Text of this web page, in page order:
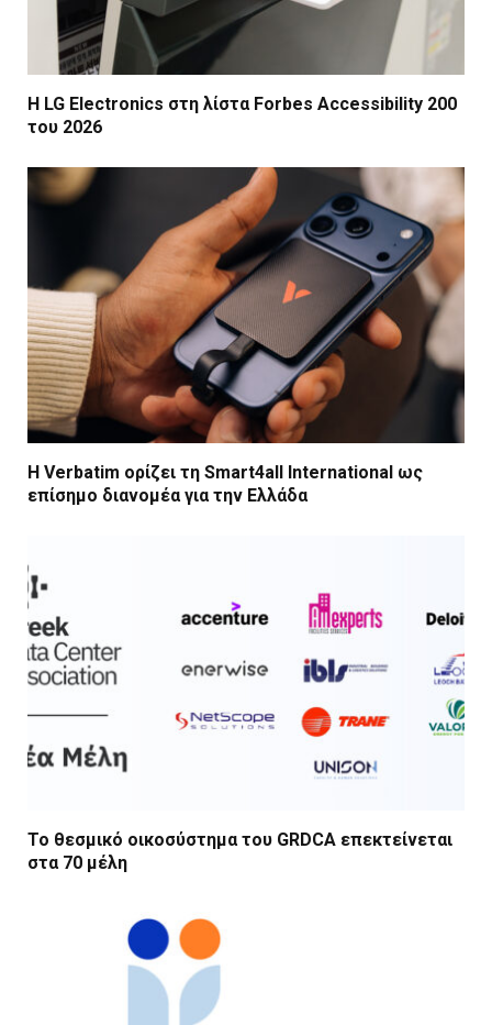
Η LG Electronics στη λίστα Forbes Accessibility 200
του 2026
Η Verbatim ορίζει τη Smart4all International ως
επίσημο διανομέα για την Ελλάδα
Το θεσμικό οικοσύστημα του GRDCA επεκτείνεται
στα 70 μέλη